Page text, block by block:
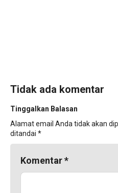
Tidak ada komentar
Tinggalkan Balasan
Alamat email Anda tidak akan
ditandai *
Komentar*